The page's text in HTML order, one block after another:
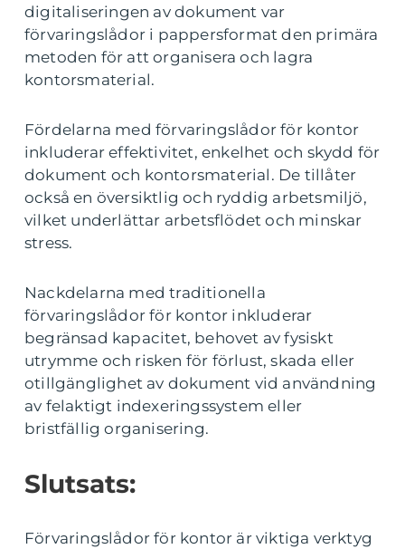
digitaliseringen av dokument var
förvaringslådor i pappersformat den primära
metoden för att organisera och lagra
kontorsmaterial.
Fördelarna med förvaringslådor för kontor
inkluderar effektivitet, enkelhet och skydd för
dokument och kontorsmaterial. De tillåter
också en översiktlig och ryddig arbetsmiljö,
vilket underlättar arbetsflödet och minskar
stress.
Nackdelarna med traditionella
förvaringslådor för kontor inkluderar
begränsad kapacitet, behovet av fysiskt
utrymme och risken för förlust, skada eller
otillgänglighet av dokument vid användning
av felaktigt indexeringssystem eller
bristfällig organisering.
Slutsats:
Förvaringslådor för kontor är viktiga verktyg